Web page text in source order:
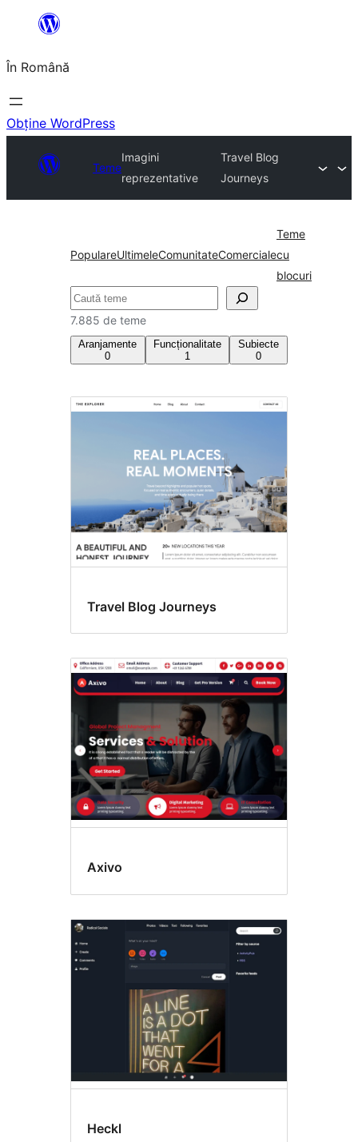
conținut
În Română
Obține WordPress
Teme
Imagini
reprezentative
Travel Blog
Journeys
PopulareUltimeleComunitateComerciale
Teme
cu
blocuri
Caută
7.885 de teme
Aranjamente
0
Funcționalitate
1
Subiecte
0
Imagini
Travel Blog Journeys
Axivo
Heckl